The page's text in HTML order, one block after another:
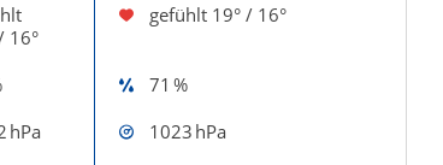
16°
gefühlt 19° / 16°
71 %
hPa 1023 hPa